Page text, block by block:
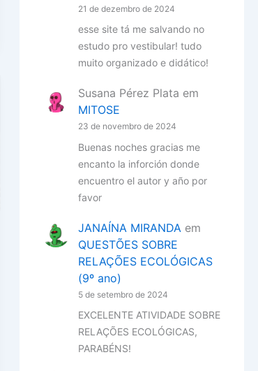
21 de dezembro de 2024
esse site tá me salvando no
estudo pro vestibular! tudo
muito organizado e didático!
Susana Pérez Plata em
MITOSE
23 de novembro de 2024
Buenas noches gracias me
encanto la inforción donde
encuentro el autor y año por
favor
JANAÍNA MIRANDAem
QUESTÕES SOBRE
RELAÇÕES ECOLÓGICAS
(9º ano)
5 de setembro de 2024
EXCELENTE ATIVIDADE SOBRE
RELAÇÕES ECOLÓGICAS,
PARABÉNS!